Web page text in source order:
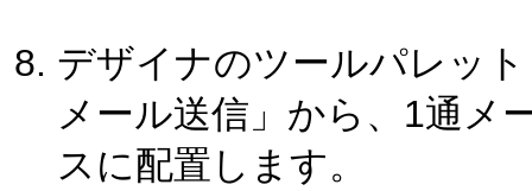
デザイナのツールパレッ
メール送信」から、1通メ
スに配置します。